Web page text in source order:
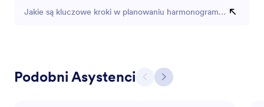
Jakie są kluczowe kroki w planowaniu harmonogramu produkcji?
Podobni Asystenci